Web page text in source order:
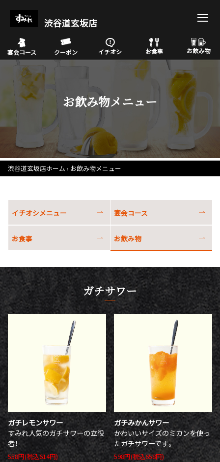
渋谷道玄坂店
宴会コース クーポン イチオシ お食事 お飲み物
お飲み物メニュー
渋谷道玄坂店ホーム お飲み物メニュー
イチオシメニュー 宴会コース
お食事 お飲み物
ガチサワー
ガチレモンサワー
すみれ人気のガチサワーの立役
者！
558円(税込614円)
ガチみかんサワー
かわいいサイズのミカンを使っ
たガチサワーです。
598円(税込658円)